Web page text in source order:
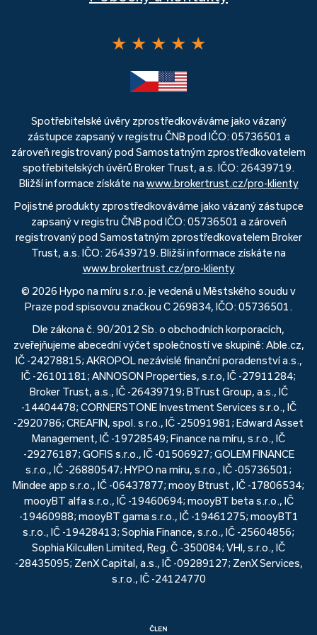
★ ★ ★ ★ ★
Spotřebitelské úvěry zprostředkováváme jako vázaný
zástupce zapsaný v registru ČNB pod IČO: 05736501 a
zároveň registrovaný pod Samostatným zprostředkovatelem
spotřebitelských úvěrů Broker Trust, a.s. IČO: 26439719.
Bližší informace získáte na www.brokertrust.cz/pro-klienty
Pojistné produkty zprostředkováváme jako vázaný zástupce
zapsaný v registru ČNB pod IČO: 05736501 a zároveň
registrovaný pod Samostatným zprostředkovatelem Broker
Trust, a.s. IČO: 26439719. Bližší informace získáte na
www.brokertrust.cz/pro-klienty
© 2026 Hypo na míru s.r.o. je vedená u Městského soudu v
Praze pod spisovou značkou C 269834, IČO: 05736501.
Dle zákona č. 90/2012 Sb. o obchodních korporacích,
zveřejňujeme abecední výčet společností ve skupině: Able.cz,
IČ -24278815; AKROPOL nezávislé finanční poradenství a.s.,
IČ -26101181; ANNOSON Properties, s.r.o, IČ -27911284;
Broker Trust, a.s., IČ -26439719; BTrust Group, a.s., IČ
-14404478; CORNERSTONE Investment Services s.r.o., IČ
-2920786; CREAFIN, spol. s r.o., IČ -25091981; Edward Asset
Management, IČ -19728549; Finance na míru, s.r.o., IČ
-29276187; GOFIS s.r.o., IČ -01506927; GOLEM FINANCE
s.r.o., IČ -26880547; HYPO na míru, s.r.o., IČ -05736501;
Mindee app s.r.o., IČ -06437877; mooy Btrust , IČ -17806534;
mooyBT alfa s.r.o., IČ -19460694; mooyBT beta s.r.o., IČ
-19460988; mooyBT gama s.r.o., IČ -19461275; mooyBT1
s.r.o., IČ -19428413; Sophia Finance, s.r.o., IČ -25604856;
Sophia Kilcullen Limited, Reg. Č -350084; VHI, s.r.o., IČ
-28435095; ZenX Capital, a.s., IČ -09289127; ZenX Services,
s.r.o., IČ -24124770